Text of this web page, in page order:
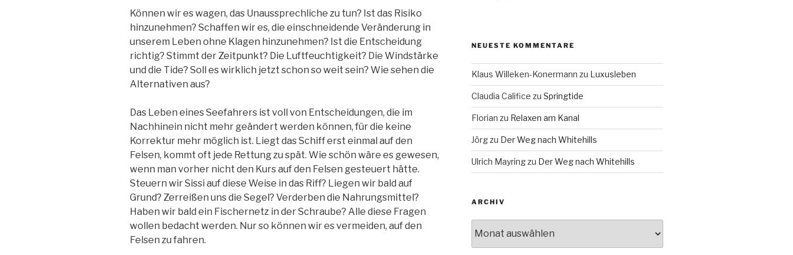
Können wir es wagen, das Unaussprechliche zu tun? Ist das Risiko
hinzunehmen? Schaffen wir es, die einschneidende Veränderung in
unserem Leben ohne Klagen hinzunehmen? Ist die Entscheidung
richtig? Stimmt der Zeitpunkt? Die Luftfeuchtigkeit? Die Windstärke
und die Tide? Soll es wirklich jetzt schon so weit sein? Wie sehen die
Alternativen aus?
Das Leben eines Seefahrers ist voll von Entscheidungen, die im
Nachhinein nicht mehr geändert werden können, für die keine
Korrektur mehr möglich ist. Liegt das Schiff erst einmal auf den
Felsen, kommt oft jede Rettung zu spät. Wie schön wäre es gewesen,
wenn man vorher nicht den Kurs auf den Felsen gesteuert hätte.
Steuern wir Sissi auf diese Weise in das Riff? Liegen wir bald auf
Grund? Zerreißen uns die Segel? Verderben die Nahrungsmittel?
Haben wir bald ein Fischernetz in der Schraube? Alle diese Fragen
wollen bedacht werden. Nur so können wir es vermeiden, auf den
Felsen zu fahren.
NEUESTE KOMMENTARE
Klaus Willeken-Konermann zu Luxusleben
Claudia Califice zu Springtide
Florian zu Relaxen am Kanal
Jörgzu Der Weg nach Whitehills
Ulrich Mayringzu Der Weg nach Whitehills
ARCHIV